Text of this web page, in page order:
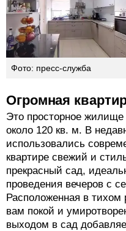
Фото: пресс-служба
Огромная
Это просторное
около 120 кв. м. В
использовались
квартире свежий и
прекрасный сад,
проведения вечеров с
Расположенная в тихом
вам покой и
выходом в сад